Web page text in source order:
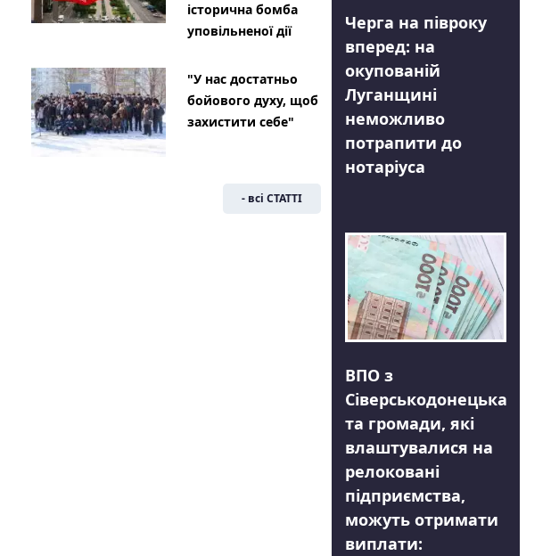
історична бомба
уповільненої дії
"У нас достатньо
бойового духу, щоб
захистити себе"
- всі СТАТТІ
Черга на півроку
вперед: на
окупованій
Луганщині
неможливо
потрапити до
нотаріуса
ВПО з
Сіверськодонецька
та громади, які
влаштувалися на
релоковані
підприємства,
можуть отримати
виплати: